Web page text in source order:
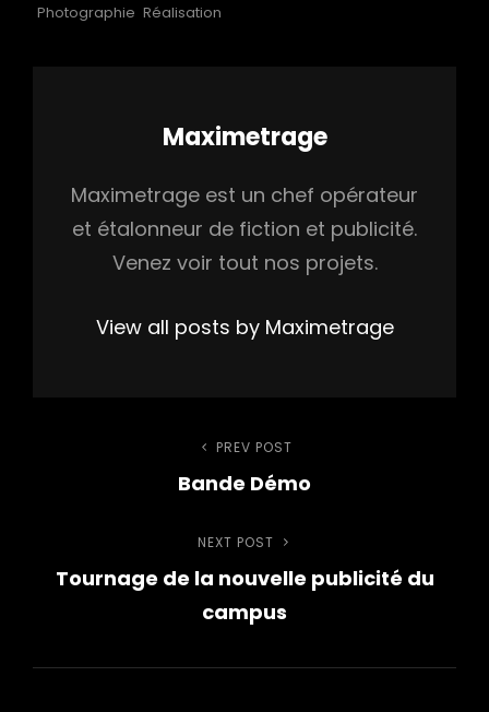
Photographie Réalisation
Author:
Maximetrage
Maximetrage est un chef opérateur
et étalonneur de fiction et publicité.
Venez voir tout nos projets.
View all posts by Maximetrage
Navigation Previous
Post
PREV POST
Bande Démo
Next
Post
NEXT POST
Tournage de la nouvelle publicité du
campus